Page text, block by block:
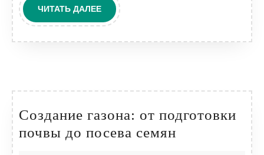
ЧИТАТЬ ДАЛЕЕЧИТАТЬ
ДАЛЕЕ
Создание газона: от подготовки
почвы до посева семян